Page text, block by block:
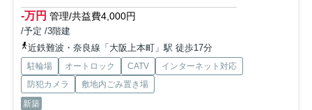
-万円 管理/共益費4,000円
/予定 /3階建
近鉄難波・奈良線「大阪上本町」駅 徒歩17分
駐輪場 オートロック CATV
インターネット対応
防犯カメラ
敷地内ごみ置き場
新築